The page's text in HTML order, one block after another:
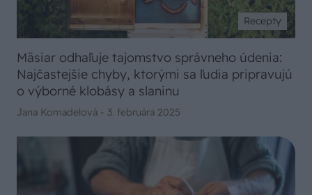
Recepty
Mäsiar odhaľuje tajomstvo správneho údenia:
Najčastejšie chyby, ktorými sa ľudia pripravujú
o výborné klobásy a slaninu
Jana Komadelová - 3. februára 2025